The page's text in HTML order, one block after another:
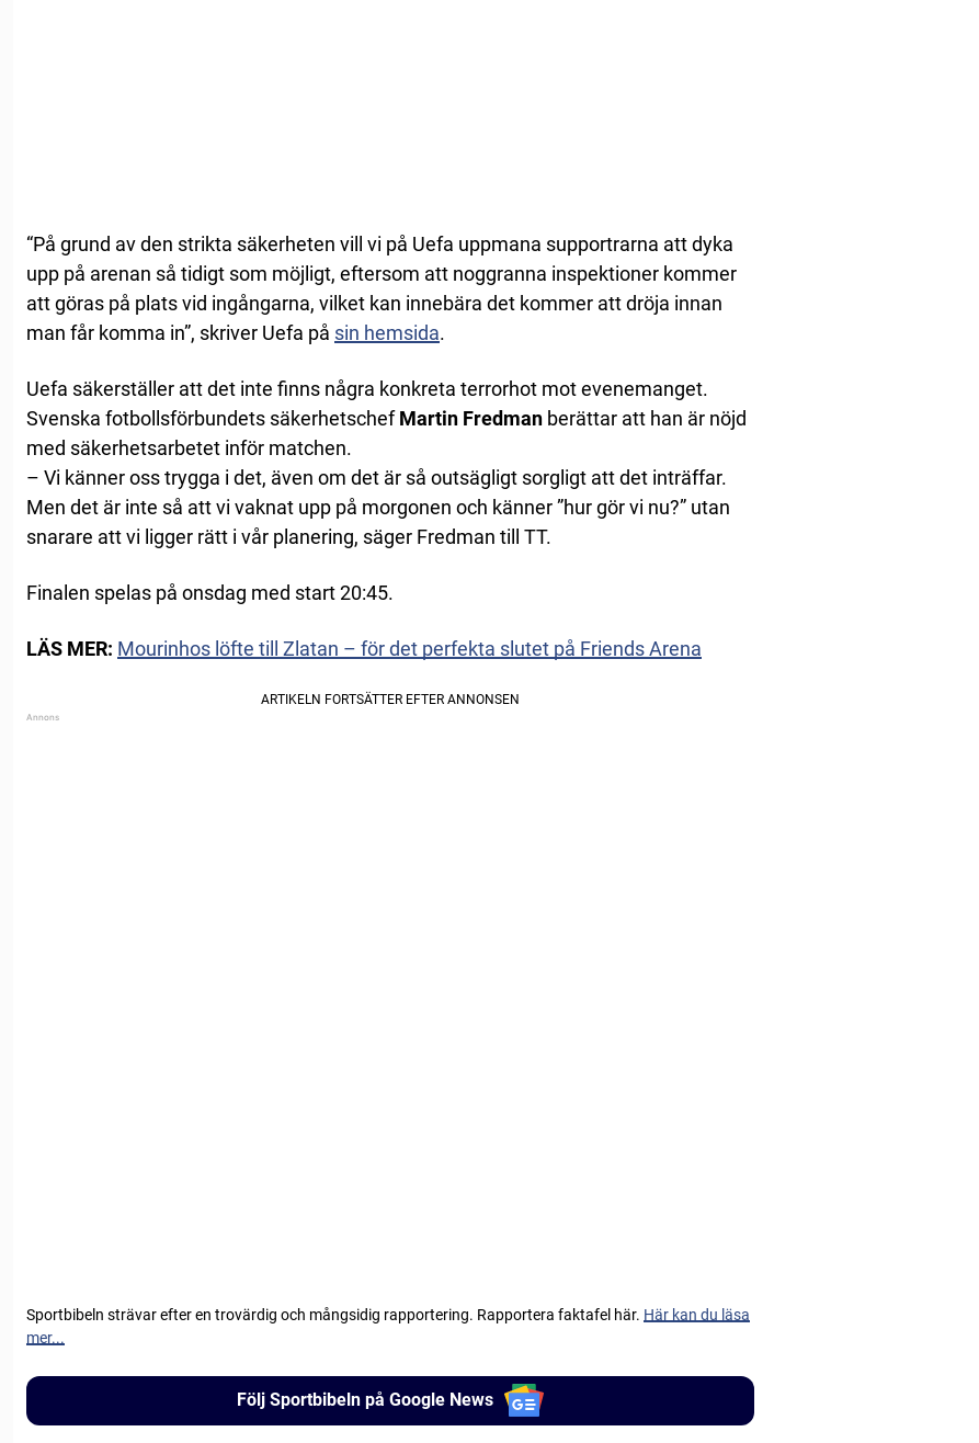
“På grund av den strikta säkerheten vill vi på Uefa uppmana supportrarna att dyka
upp på arenan så tidigt som möjligt, eftersom att noggranna inspektioner kommer
att göras på plats vid ingångarna, vilket kan innebära det kommer att dröja innan
man får komma in”, skriver Uefa på sin hemsida.
Uefa säkerställer att det inte finns några konkreta terrorhot mot evenemanget.
Svenska fotbollsförbundets säkerhetschefMartin Fredman berättar att han är nöjd
med säkerhetsarbetet inför matchen.
– Vi känner oss trygga i det, även om det är så outsägligt sorgligt att det inträffar.
Men det är inte så att vi vaknat upp på morgonen och känner ”hur gör vi nu?” utan
snarare att vi ligger rätt i vår planering, säger Fredman till TT.
Finalen spelas på onsdag med start 20:45.
LÄS MER: Mourinhos löfte till Zlatan – för det perfekta slutet på Friends Arena
Sportbibeln strävar efter en trovärdig och mångsidig rapportering. Rapportera faktafel här. Här kan du läsa
mer...
Följ Sportbibeln på Google News